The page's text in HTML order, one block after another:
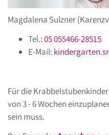
Magdalena Sulzner
Tel.:05 055466-28515
E-Mail: kindergarten.sr
Für die
von 3 - 6 Wochen
sein muss.